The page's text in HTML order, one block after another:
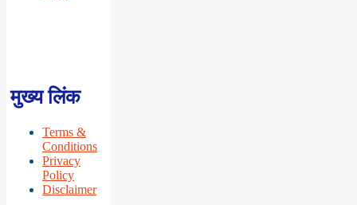
मुख्य लिंक
Terms &
Conditions
Privacy
Policy
Disclaimer